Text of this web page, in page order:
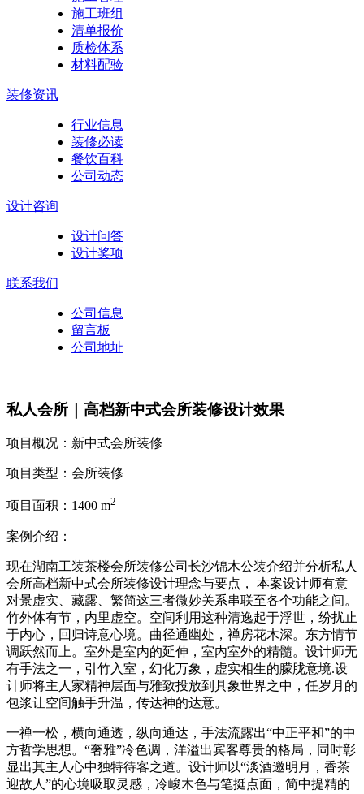
施工班组
清单报价
质检体系
材料配验
装修资讯
行业信息
装修必读
餐饮百科
公司动态
设计咨询
设计问答
设计奖项
联系我们
公司信息
留言板
公司地址
私人会所｜高档新中式会所装修设计效果
项目概况：新中式会所装修
项目类型： 会所装修
项目面积： 1400 m2
案例介绍：
现在湖南工装茶楼会所装修公司长沙锦木公装介绍并分析私人
会所高档新中式会所装修设计理念与要点， 本案设计师有意
对景虚实、藏露、繁简这三者微妙关系串联至各个功能之间。
竹外体有节，内里虚空。空间利用这种清逸起于浮世，纷扰止
于内心，回归诗意心境。曲径通幽处，禅房花木深。东方情节
调跃然而上。室外是室内的延伸，室内室外的精髓。设计师无
有手法之一，引竹入室，幻化万象，虚实相生的朦胧意境.设
计师将主人家精神层面与雅致投放到具象世界之中，任岁月的
包浆让空间触手升温，传达神的达意。
一禅一松，横向通透，纵向通达，手法流露出“中正平和”的中
方哲学思想。“奢雅”冷色调，洋溢出宾客尊贵的格局，同时彰
显出其主人心中独特待客之道。设计师以“淡酒邀明月，香茶
迎故人”的心境吸取灵感，冷峻木色与笔挺点面，简中提精的